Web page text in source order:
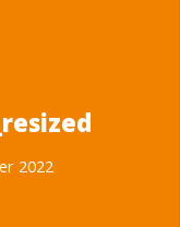
2022